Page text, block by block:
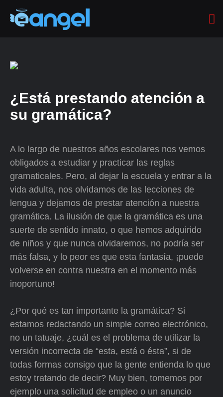
¿Está prestando atención a
su gramática?
A lo largo de nuestros años escolares nos vemos
obligados a estudiar y practicar las reglas
gramaticales. Pero, al dejar la escuela y entrar a la
vida adulta, nos olvidamos de las lecciones de
lengua y dejamos de prestar atención a nuestra
gramática. La ilusión de que la gramática es una
suerte de sentido innato, o que hemos adquirido
de niños y que nunca olvidaremos, no podría ser
más falsa, y lo peor es que esta fantasía, ¡puede
volverse en contra nuestra en el momento más
inoportuno!
¿Por qué es tan importante la gramática? Si
estamos redactando un simple correo electrónico,
no un tatuaje, ¿cuál es el problema de utilizar la
versión incorrecta de “esta, está o ésta”, si de
todas formas consigo que la gente entienda lo que
estoy tratando de decir? Muy bien, tomemos por
ejemplo una solicitud de empleo o un anuncio